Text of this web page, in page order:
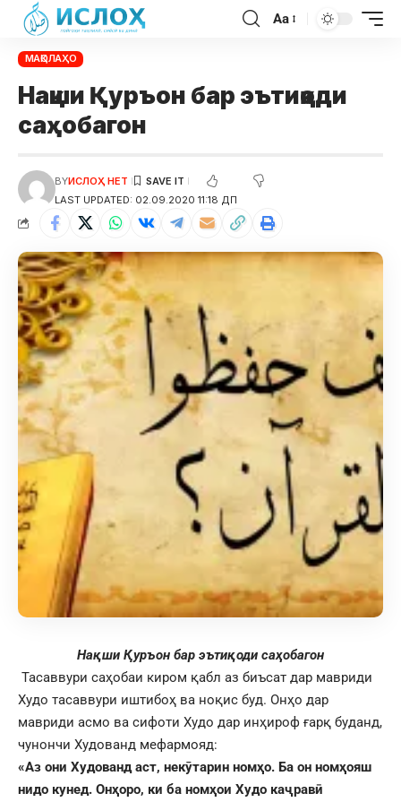
Aa
МАҚОЛАҲО
Нақши Қуръон бар эътиқоди
саҳобагон
LAST UPDATED: 02.09.2020 11:18 ДП
BYИСЛОҲ НЕТ
Нақши Қуръон бар эътиқоди саҳобагон
Тасаввури саҳобаи киром қабл аз биъсат дар мавриди
Худо тасаввури иштибоҳ ва ноқис буд. Онҳо дар
мавриди асмо ва сифоти Худо дар инҳироф ғарқ буданд,
чунончи Худованд мефармояд:
«Аз они Худованд аст, некӯтарин номҳо. Ба он номҳояш
нидо кунед. Онҳоро, ки ба номҳои Худо каҷравӣ